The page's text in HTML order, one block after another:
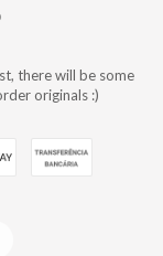
there will be some
originals :)